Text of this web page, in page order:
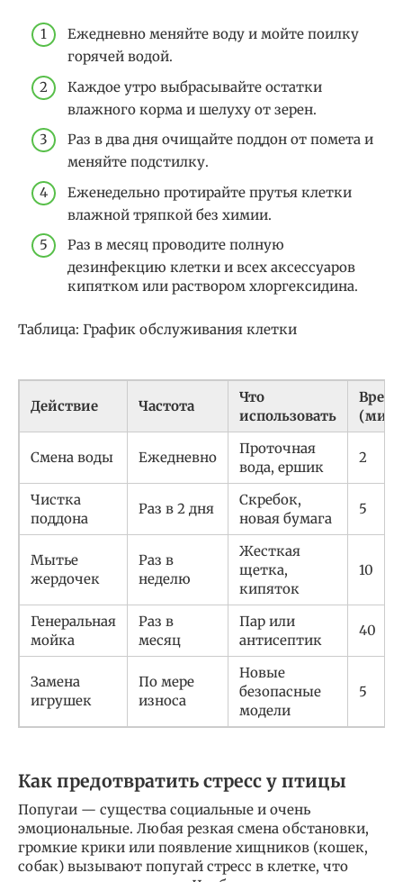
Ежедневно меняйте воду и мойте поилку
горячей водой.
Каждое утро выбрасывайте остатки
влажного корма и шелуху от зерен.
Раз в два дня очищайте поддон от помета и
меняйте подстилку.
Еженедельно протирайте прутья клетки
влажной тряпкой без химии.
Раз в месяц проводите полную
дезинфекцию клетки и всех аксессуаров
кипятком или раствором хлоргексидина.
Таблица: График обслуживания клетки
Действие Частота
Что
использовать
Время
(мин)
Смена воды Ежедневно
Проточная
вода, ершик
2
Чистка
поддона
Раз в 2 дня
Скребок,
новая бумага
5
Мытье
жердочек
Раз в
неделю
Жесткая
щетка,
кипяток
10
Генеральная
мойка
Раз в
месяц
Пар или
антисептик
40
Замена
игрушек
По мере
износа
Новые
безопасные
модели
5
Как предотвратить стресс у птицы
Попугаи — существа социальные и очень
эмоциональные. Любая резкая смена обстановки,
громкие крики или появление хищников (кошек,
собак) вызывают попугай стресс в клетке, что